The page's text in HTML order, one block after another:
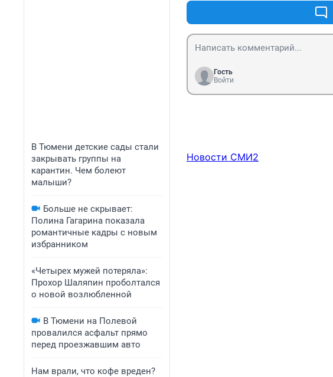
В Тюмени детские сады стали
закрывать группы на
карантин. Чем болеют
малыши?
Больше не скрывает:
Полина Гагарина показала
романтичные кадры с новым
избранником
«Четырех мужей потеряла»:
Прохор Шаляпин проболтался
о новой возлюбленной
В Тюмени на Полевой
провалился асфальт прямо
перед проезжавшим авто
Нам врали, что кофе вреден?
Гость
Войти
Новости СМИ2